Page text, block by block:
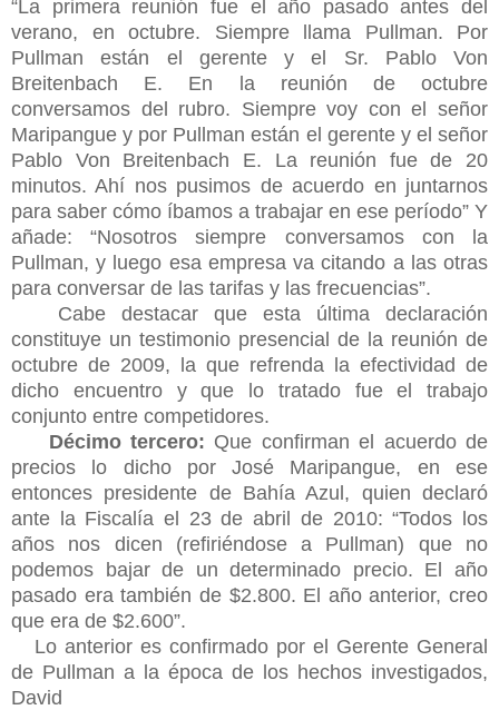
“La primera reunión fue el año pasado antes del
verano, en octubre. Siempre llama Pullman. Por
Pullman están el gerente y el Sr. Pablo Von
Breitenbach E. En la reunión de octubre
conversamos del rubro. Siempre voy con el señor
Maripangue y por Pullman están el gerente y el señor
Pablo Von Breitenbach E. La reunión fue de 20
minutos. Ahí nos pusimos de acuerdo en juntarnos
para saber cómo íbamos a trabajar en ese período” Y
añade: “Nosotros siempre conversamos con la
Pullman, y luego esa empresa va citando a las otras
para conversar de las tarifas y las frecuencias”.
Cabe destacar que esta última declaración
constituye un testimonio presencial de la reunión de
octubre de 2009, la que refrenda la efectividad de
dicho encuentro y que lo tratado fue el trabajo
conjunto entre competidores.
Décimo tercero: Que confirman el acuerdo de
precios lo dicho por José Maripangue, en ese
entonces presidente de Bahía Azul, quien declaró
ante la Fiscalía el 23 de abril de 2010: “Todos los
años nos dicen (refiriéndose a Pullman) que no
podemos bajar de un determinado precio. El año
pasado era también de $2.800. El año anterior, creo
que era de $2.600”.
Lo anterior es confirmado por el Gerente General
de Pullman a la época de los hechos investigados,
David